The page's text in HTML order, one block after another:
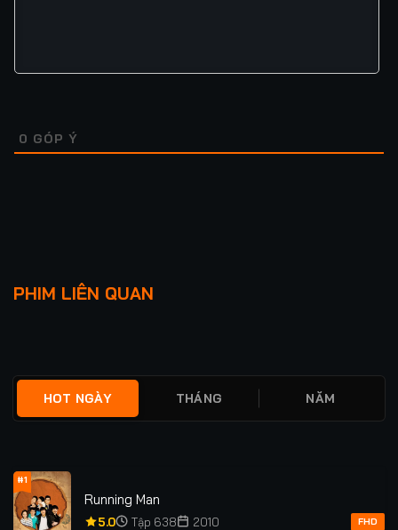
0 GÓP Ý
PHIM LIÊN QUAN
RANH GIỚI TỘI ÁC
HOT NGÀY THÁNG NĂM
#1
Running Man
5.0 Tập 638 2010 FHD